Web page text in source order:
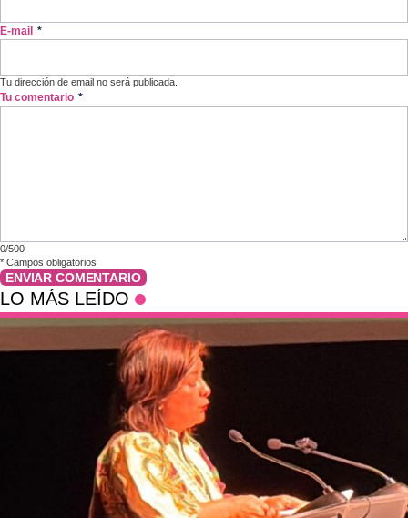
E-mail *
Tu dirección de email no será publicada.
Tu comentario *
0/500
* Campos obligatorios
ENVIAR COMENTARIO
LO MÁS LEÍDO